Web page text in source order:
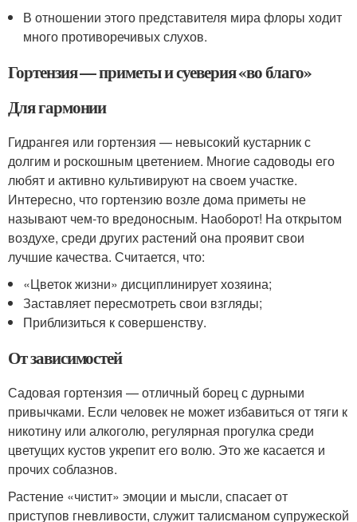
В отношении этого представителя мира флоры ходит
много противоречивых слухов.
Гортензия — приметы и суеверия «во благо»
Для гармонии
Гидрангея или гортензия — невысокий кустарник с
долгим и роскошным цветением. Многие садоводы его
любят и активно культивируют на своем участке.
Интересно, что гортензию возле дома приметы не
называют чем-то вредоносным. Наоборот! На открытом
воздухе, среди других растений она проявит свои
лучшие качества. Считается, что:
«Цветок жизни» дисциплинирует хозяина;
Заставляет пересмотреть свои взгляды;
Приблизиться к совершенству.
От зависимостей
Садовая гортензия — отличный борец с дурными
привычками. Если человек не может избавиться от тяги к
никотину или алкоголю, регулярная прогулка среди
цветущих кустов укрепит его волю. Это же касается и
прочих соблазнов.
Растение «чистит» эмоции и мысли, спасает от
приступов гневливости, служит талисманом супружеской